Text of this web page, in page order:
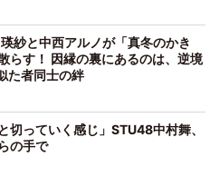
紗と中西アルノが「真冬のかき
らす！ 因縁の裏にあるのは、逆境
た者同士の絆
切っていく感じ」STU48中村舞、
の手で